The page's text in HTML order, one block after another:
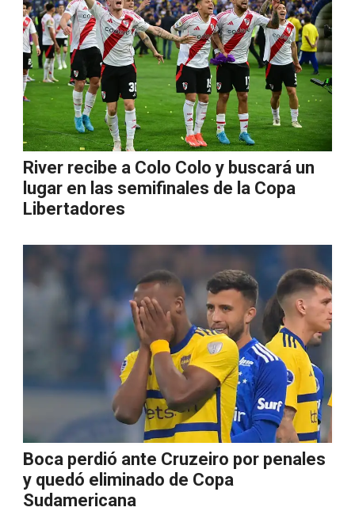
River recibe a Colo Colo y buscará un
lugar en las semifinales de la Copa
Libertadores
Boca perdió ante Cruzeiro por penales
y quedó eliminado de Copa
Sudamericana